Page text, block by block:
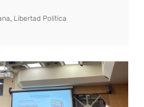
, Libertad Política